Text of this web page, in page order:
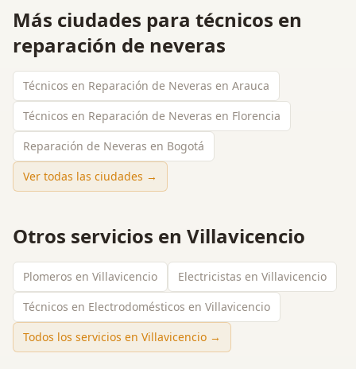
Más ciudades para técnicos en
reparación de neveras
Técnicos en Reparación de Neveras en Arauca
Técnicos en Reparación de Neveras en Florencia
Reparación de Neveras en Bogotá
Ver todas las ciudades →
Otros servicios en Villavicencio
Plomeros en Villavicencio
Electricistas en Villavicencio
Técnicos en Electrodomésticos en Villavicencio
Todos los servicios en Villavicencio →